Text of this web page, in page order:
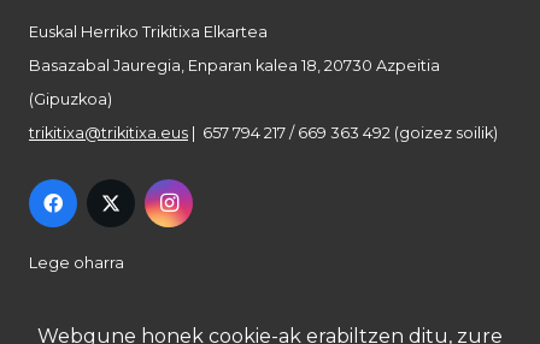
Euskal Herriko Trikitixa Elkartea
Basazabal Jauregia, Enparan kalea 18, 20730 Azpeitia
(Gipuzkoa)
trikitixa@trikitixa.eus | 657 794 217 / 669 363 492 (goizez soilik)
Lege oharra
Pribatutasun politika
Webgune honek cookie-ak erabiltzen ditu, zure